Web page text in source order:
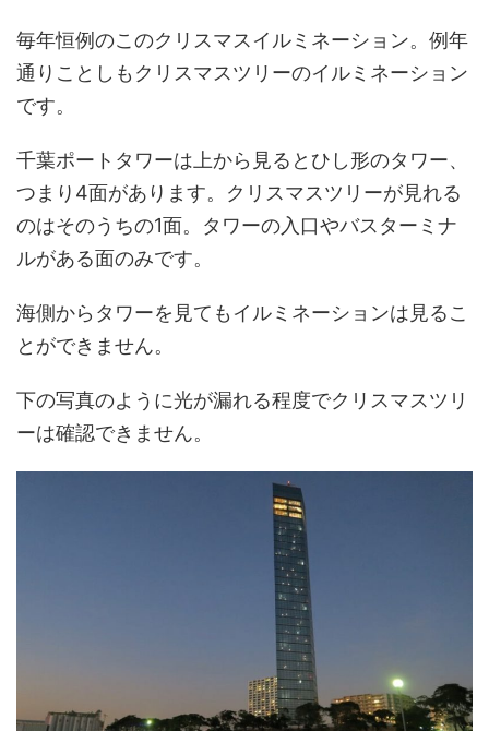
毎年恒例のこのクリスマスイルミネーション。例年
通りことしもクリスマスツリーのイルミネーション
です。
千葉ポートタワーは上から見るとひし形のタワー、
つまり4面があります。クリスマスツリーが見れる
のはそのうちの1面。タワーの入口やバスターミナ
ルがある面のみです。
海側からタワーを見てもイルミネーションは見るこ
とができません。
下の写真のように光が漏れる程度でクリスマスツリ
ーは確認できません。